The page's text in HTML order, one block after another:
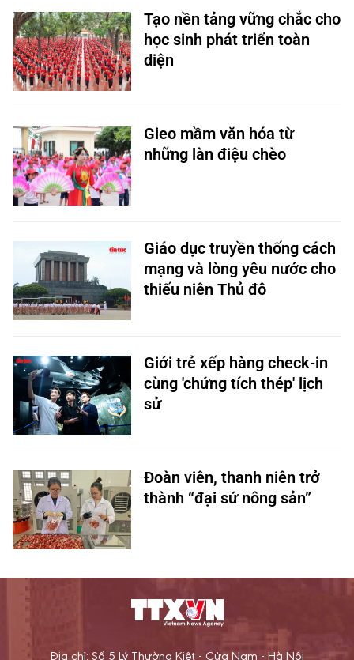
Tạo nền tảng vững chắc cho
học sinh phát triển toàn
diện
Gieo mầm văn hóa từ
những làn điệu chèo
Giáo dục truyền thống cách
mạng và lòng yêu nước cho
thiếu niên Thủ đô
Giới trẻ xếp hàng check-in
cùng 'chứng tích thép' lịch
sử
Đoàn viên, thanh niên trở
thành “đại sứ nông sản”
Địa chỉ: Số 5 Lý Thường Kiệt - Cửa Nam - Hà Nội